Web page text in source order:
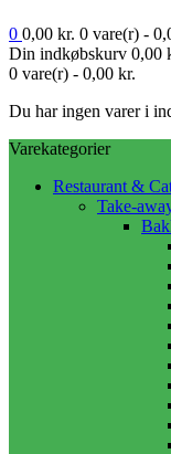
0 0,00 kr. 0 vare(r) -
Din indkøbskurv 0,00
0 vare(r) - 0,00 kr.
Du har ingen varer i
Varekategorier
Restaurant &
Take-